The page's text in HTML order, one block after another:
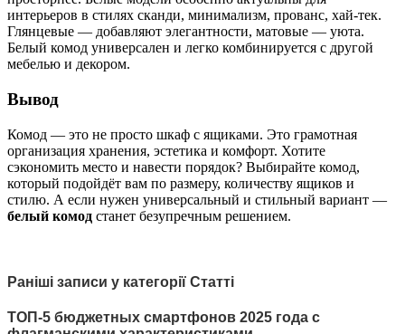
интерьеров в стилях сканди, минимализм, прованс, хай-тек.
Глянцевые — добавляют элегантности, матовые — уюта.
Белый комод универсален и легко комбинируется с другой
мебелью и декором.
Вывод
Комод — это не просто шкаф с ящиками. Это грамотная
организация хранения, эстетика и комфорт. Хотите
сэкономить место и навести порядок? Выбирайте комод,
который подойдёт вам по размеру, количеству ящиков и
стилю. А если нужен универсальный и стильный вариант —
белый комод станет безупречным решением.
Раніші записи у категорії Статті
ТОП-5 бюджетных смартфонов 2025 года с